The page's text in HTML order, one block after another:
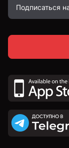
Желтый цинк
М8
М10